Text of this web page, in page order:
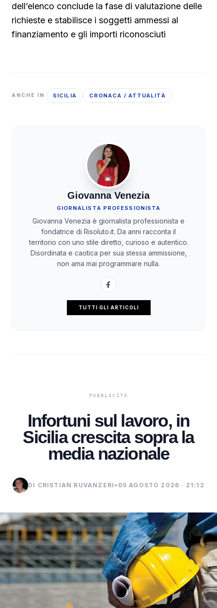
dell’elenco conclude la fase di valutazione delle
richieste e stabilisce i soggetti ammessi al
finanziamento e gli importi riconosciuti
ANCHE IN SICILIA CRONACA / ATTUALITÀ
Giovanna Venezia
GIORNALISTA PROFESSIONISTA
Giovanna Venezia è giornalista professionista e
fondatrice di Risoluto.it. Da anni racconta il
territorio con uno stile diretto, curioso e autentico.
Disordinata e caotica per sua stessa ammissione,
non ama mai programmare nulla.
TUTTI GLI ARTICOLI
Infortuni sul lavoro, in
Sicilia crescita sopra la
media nazionale
DI CRISTIAN RUVANZERI • 05 AGOSTO 2026 · 21:12